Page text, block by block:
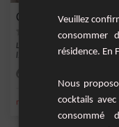
Cocktail aux figues,
Le cocktail aux figues, miel et
l...
miel ,cardamome,
Veuillez
consommer
résidence. En
Nous
cocktails
consommé